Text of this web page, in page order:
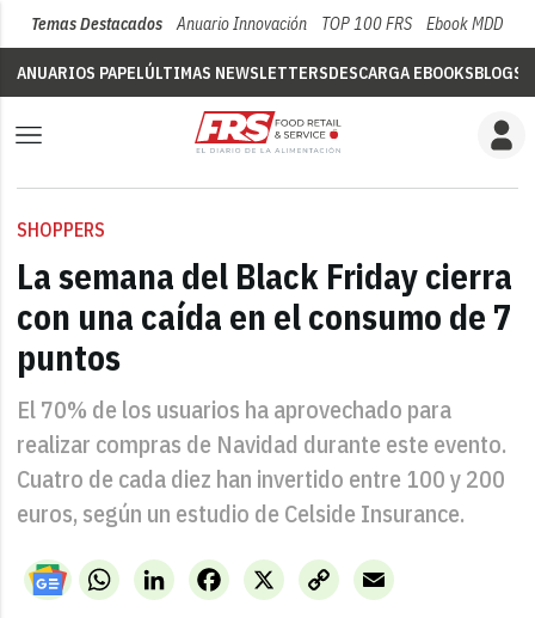
Temas Destacados Anuario Innovación TOP 100 FRS Ebook MDD
ANUARIOS PAPELÚLTIMAS NEWSLETTERSDESCARGA EBOOKSBLOGS
SHOPPERS
La semana del Black Friday cierra
con una caída en el consumo de 7
puntos
El 70% de los usuarios ha aprovechado para
realizar compras de Navidad durante este evento.
Cuatro de cada diez han invertido entre 100 y 200
euros, según un estudio de Celside Insurance.
WhatsAppLinkedIn X
Facebook
Copy
Link
Email